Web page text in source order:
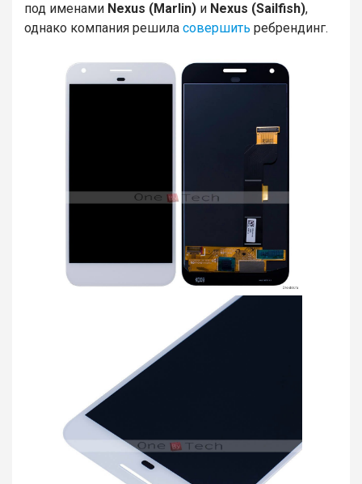
под именами Nexus (Marlin) и Nexus (Sailfish),
однако компания решила совершить ребрендинг.